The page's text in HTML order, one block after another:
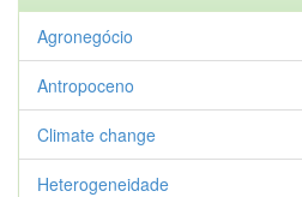
Agronegócio
Antropoceno
Climate change
Heterogeneidade